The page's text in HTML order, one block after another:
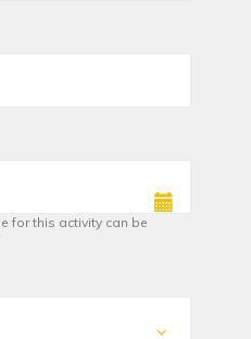
for this activity can be